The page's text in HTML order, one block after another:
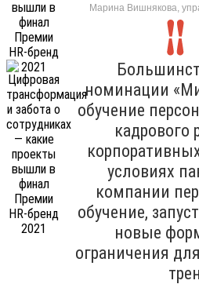
Марина Вишнякова,
номинации
обучение
кадрового
условиях
компании
обучение,
новые
ограничения